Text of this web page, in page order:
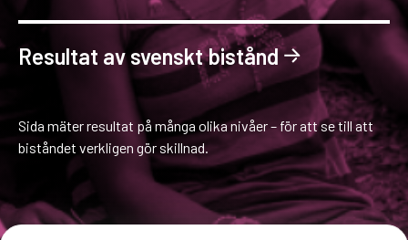
Resultat av svenskt bistånd
Sida mäter resultat på många olika nivåer – för att se till att
biståndet verkligen gör skillnad.